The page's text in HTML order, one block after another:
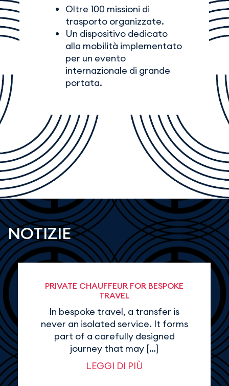
Oltre 100 missioni di
trasporto organizzate.
Un dispositivo dedicato
alla mobilità implementato
per un evento
internazionale di grande
portata.
NOTIZIE
PRIVATE CHAUFFEUR FOR BESPOKE
TRAVEL
In bespoke travel, a transfer is
never an isolated service. It forms
part of a carefully designed
journey that may […]
LEGGI DI PIÙ